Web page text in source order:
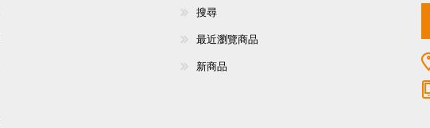
搜尋
最近瀏覽商品
新商品